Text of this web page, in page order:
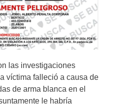
las investigaciones
víctima falleció a causa de
de arma blanca en el
le habría